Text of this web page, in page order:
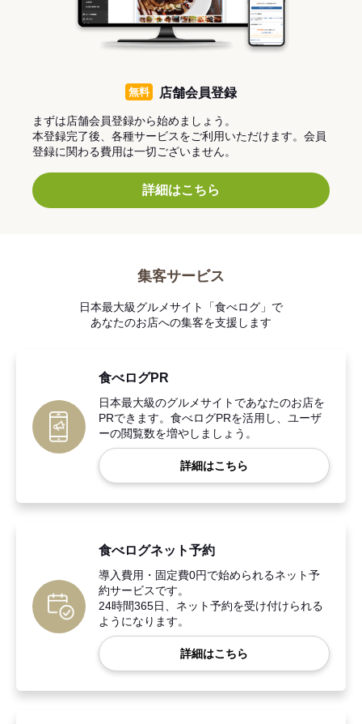
無料 店舗会員登録
まずは店舗会員登録から始めましょう。
本登録完了後、各種サービスをご利用いただけます。会員
登録に関わる費用は一切ございません。
詳細はこちら
集客サービス
日本最大級グルメサイト「食べログ」で
あなたのお店への集客を支援します
食べログPR
日本最大級のグルメサイトであなたのお店を
PRできます。食べログPRを活用し、ユーザ
ーの閲覧数を増やしましょう。
詳細はこちら
食べログネット予約
導入費用・固定費0円で始められるネット予
約サービスです。
24時間365日、ネット予約を受け付けられる
ようになります。
詳細はこちら